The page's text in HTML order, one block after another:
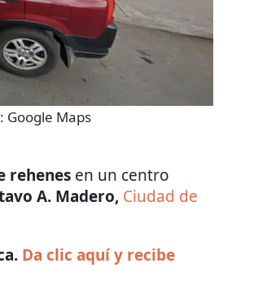
Google Maps
rehenes en un centro
A. Madero, Ciudad de
Da clic aquí y recibe